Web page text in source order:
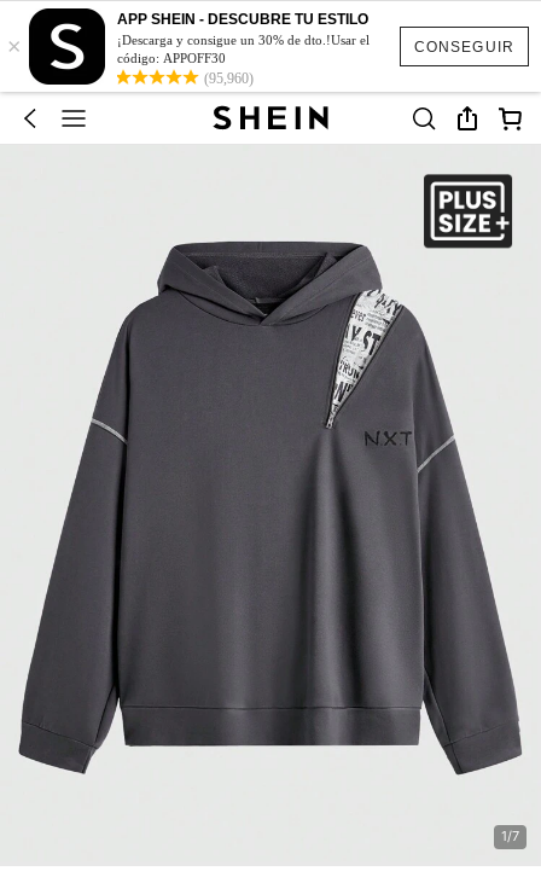
CONSEGUIR
×
APP SHEIN - DESCUBRE TU ESTILO
¡Descarga y consigue un 30% de dto.!Usar el
código: APPOFF30
(95,960)
1/7